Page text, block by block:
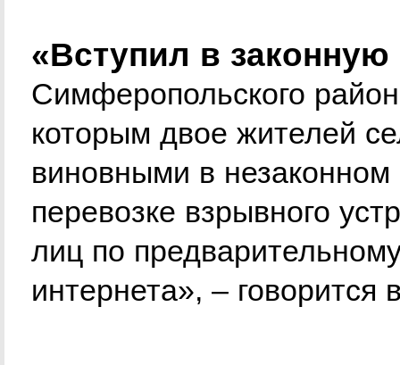
«Вступил в
Симферопольского
которым двое жителей
виновными в
перевозке взрывного
лиц по
интернета», – говорится